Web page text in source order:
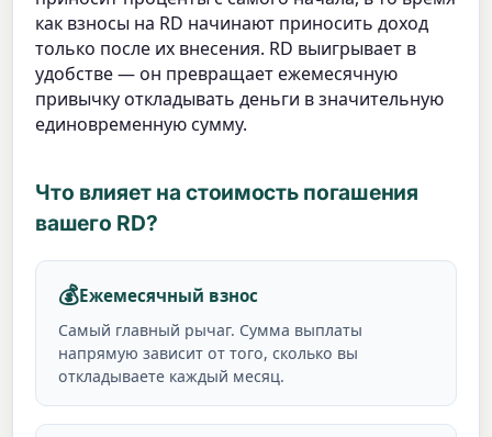
как взносы на RD начинают приносить доход
только после их внесения. RD выигрывает в
удобстве — он превращает ежемесячную
привычку откладывать деньги в значительную
единовременную сумму.
Что влияет на стоимость погашения
вашего RD?
💰Ежемесячный взнос
Самый главный рычаг. Сумма выплаты
напрямую зависит от того, сколько вы
откладываете каждый месяц.